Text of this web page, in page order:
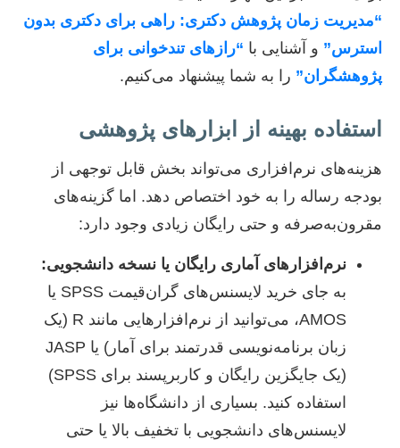
“مدیریت زمان پژوهش دکتری: راهی برای دکتری بدون
استرس” و آشنایی با “رازهای تندخوانی برای
پژوهشگران” را به شما پیشنهاد می‌کنیم.
استفاده بهینه از ابزارهای پژوهشی
هزینه‌های نرم‌افزاری می‌تواند بخش قابل توجهی از
بودجه رساله را به خود اختصاص دهد. اما گزینه‌های
مقرون‌به‌صرفه و حتی رایگان زیادی وجود دارد:
نرم‌افزارهای آماری رایگان یا نسخه دانشجویی:
به جای خرید لایسنس‌های گران‌قیمت SPSS یا
AMOS، می‌توانید از نرم‌افزارهایی مانند R (یک
زبان برنامه‌نویسی قدرتمند برای آمار) یا JASP
(یک جایگزین رایگان و کاربرپسند برای SPSS)
استفاده کنید. بسیاری از دانشگاه‌ها نیز
لایسنس‌های دانشجویی با تخفیف بالا یا حتی